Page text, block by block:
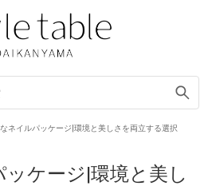
ネイルパッケージ|環境と美しさを両立する選択
ケージ|環境と美し